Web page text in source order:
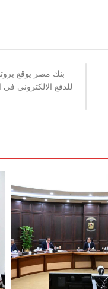
بنك مصر يوقع
للدفع الالكتروني